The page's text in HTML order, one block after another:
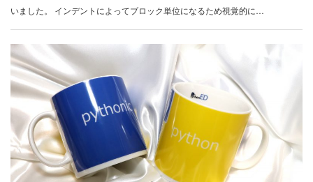
いました。 インデントによってブロック単位になるため視覚的に…